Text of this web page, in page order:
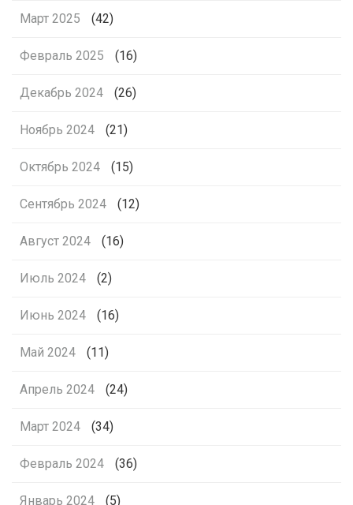
Март 2025 (42)
Февраль 2025 (16)
Декабрь 2024 (26)
Ноябрь 2024 (21)
Октябрь 2024 (15)
Сентябрь 2024 (12)
Август 2024 (16)
Июль 2024 (2)
Июнь 2024 (16)
Май 2024 (11)
Апрель 2024 (24)
Март 2024 (34)
Февраль 2024 (36)
Январь 2024 (5)